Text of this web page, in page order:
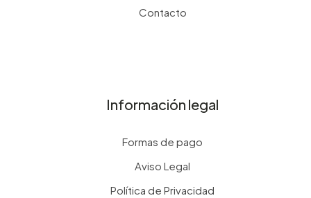
Contacto
Información legal
Formas de pago
Aviso Legal
Política de Privacidad